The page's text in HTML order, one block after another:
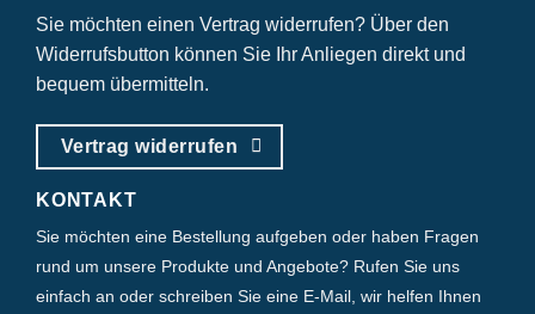
Sie möchten einen Vertrag widerrufen? Über den
Widerrufsbutton können Sie Ihr Anliegen direkt und
bequem übermitteln.
Vertrag widerrufen
KONTAKT
Sie möchten eine Bestellung aufgeben oder haben Fragen
rund um unsere Produkte und Angebote? Rufen Sie uns
einfach an oder schreiben Sie eine E-Mail, wir helfen Ihnen